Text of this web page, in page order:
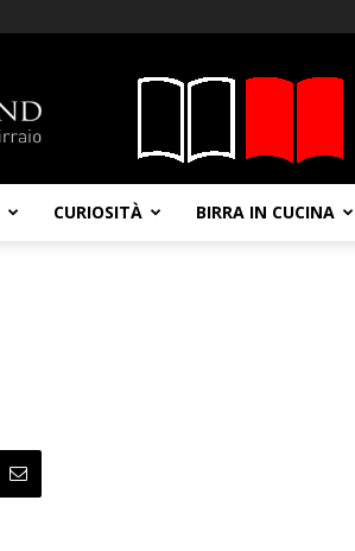
CURIOSITÀ BIRRA IN CUCINA